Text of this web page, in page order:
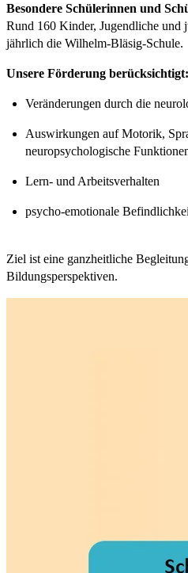
Besondere Schülerinnen und
Rund 160 Kinder, Jugendliche und
jährlich die Wilhelm-Bläsig-Schule.
Unsere Förderung berücksichtigt:
Veränderungen durch die
Auswirkungen auf Motorik,
neuropsychologische
Lern- und Arbeitsverhalten
psycho-emotionale
Ziel ist eine ganzheitliche
Bildungsperspektiven.